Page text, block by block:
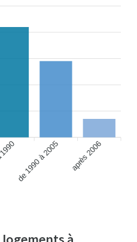
de 1990 à 2005 après 2006